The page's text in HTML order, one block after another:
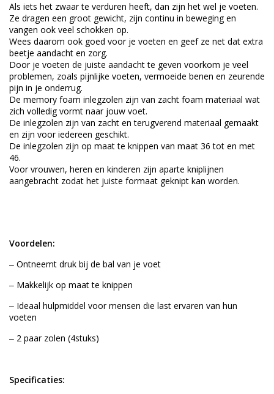
Als iets het zwaar te verduren heeft, dan zijn het wel je voeten.
Ze dragen een groot gewicht, zijn continu in beweging en
vangen ook veel schokken op.
Wees daarom ook goed voor je voeten en geef ze net dat extra
beetje aandacht en zorg.
Door je voeten de juiste aandacht te geven voorkom je veel
problemen, zoals pijnlijke voeten, vermoeide benen en zeurende
pijn in je onderrug.
De memory foam inlegzolen zijn van zacht foam materiaal wat
zich volledig vormt naar jouw voet.
De inlegzolen zijn van zacht en terugverend materiaal gemaakt
en zijn voor iedereen geschikt.
De inlegzolen zijn op maat te knippen van maat 36 tot en met
46.
Voor vrouwen, heren en kinderen zijn aparte kniplijnen
aangebracht zodat het juiste formaat geknipt kan worden.
Voordelen:
‒ Ontneemt druk bij de bal van je voet
‒ Makkelijk op maat te knippen
‒ Ideaal hulpmiddel voor mensen die last ervaren van hun
voeten
‒ 2 paar zolen (4stuks)
Specificaties: